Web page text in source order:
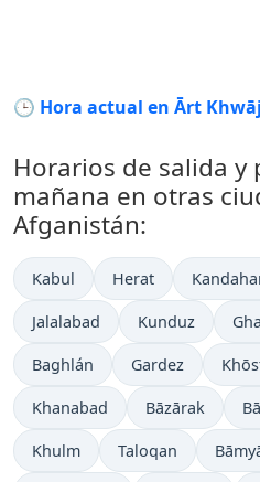
🕒 Hora actual en Ārt
Horarios de salida y
mañana en otras
Afganistán:
Kabul Herat
Jalalabad Kunduz
Baghlán Gardez
Khanabad Bāzārak
Khulm Taloqan